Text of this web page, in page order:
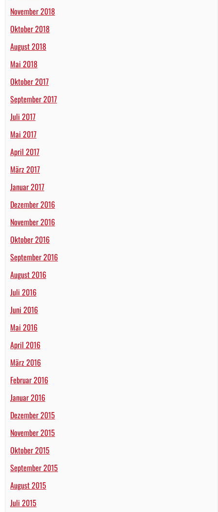
November 2018
Oktober 2018
August 2018
Mai 2018
Oktober 2017
September 2017
Juli 2017
Mai 2017
April 2017
März 2017
Januar 2017
Dezember 2016
November 2016
Oktober 2016
September 2016
August 2016
Juli 2016
Juni 2016
Mai 2016
April 2016
März 2016
Februar 2016
Januar 2016
Dezember 2015
November 2015
Oktober 2015
September 2015
August 2015
Juli 2015